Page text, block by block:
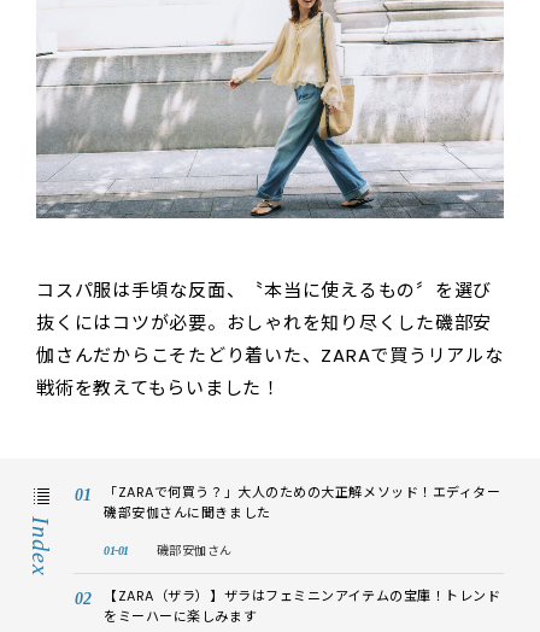
コスパ服は手頃な反面、〝本当に使えるもの〞を選び
抜くにはコツが必要。おしゃれを知り尽くした磯部安
伽さんだからこそたどり着いた、ZARAで買うリアルな
戦術を教えてもらいました！
Index
「ZARAで何買う？」大人のための大正解メソッド！エディター
磯部安伽さんに聞きました
磯部安伽さん
【ZARA（ザラ）】ザラはフェミニンアイテムの宝庫！トレンド
をミーハーに楽しみます